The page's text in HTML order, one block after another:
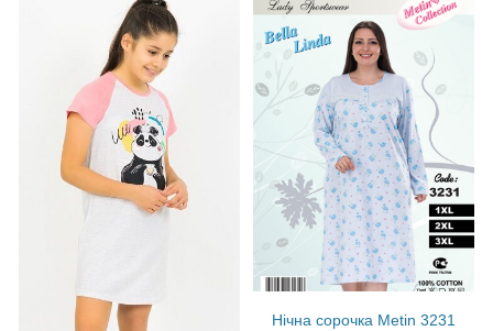
кілька
варіантів.
Параметри
можна
вибрати
на
сторінці
товару
варіантів.
Параметри
можна
вибрати
на
сторінці
товару
Нічна сорочка Metіn 3231